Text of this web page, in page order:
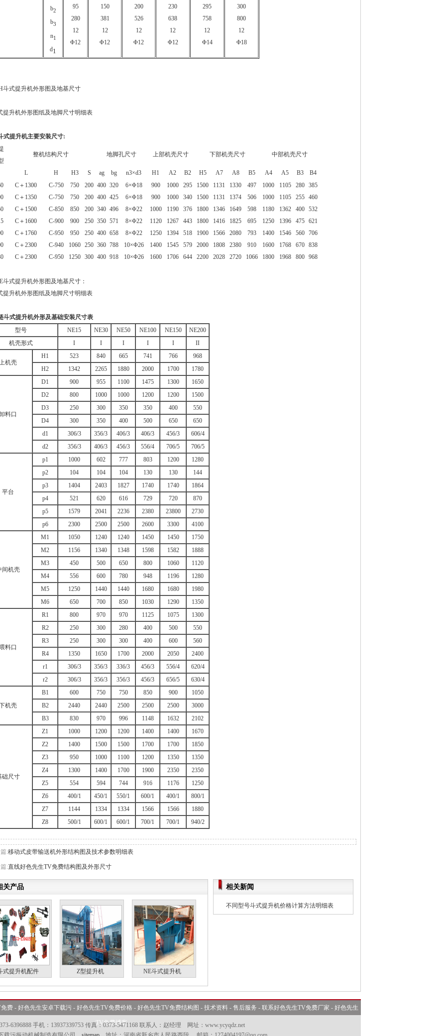
b2
b3
n1
d1
95
280
12
Φ12
150
381
12
Φ12
200
526
12
Φ12
230
638
12
Φ12
295
758
12
Φ14
300
800
12
Φ18
、TH斗式提升机外形图及地基尺寸
式提升机主要安装尺寸:
整机结构尺寸 地脚孔尺寸 上部机壳尺寸 下部机壳尺寸 中部机壳尺寸
L H H3 S ag bg n3×d3 H1 A2 B2 H5 A7 A8 B5 A4 A5 B3
B4
C＋1300
C＋1350
C＋1500
C＋1600
C＋1760
C＋2300
C＋2300
C-750
C-750
C-850
C-900
C-950
C-940
C-950
750
750
850
900
950
1060
1250
200
200
200
250
250
250
300
400
400
340
350
400
360
400
320
425
496
571
658
788
918
6×Φ18
6×Φ18
8×Φ22
8×Φ22
8×Φ22
10×Φ26
10×Φ26
900
900
1000
1120
1250
1400
1600
1000
1000
1190
1267
1394
1545
1706
295
340
376
443
518
579
644
1500
1500
1800
1800
1900
2000
2200
1131
1131
1346
1416
1566
1808
2028
1330
1374
1649
1825
2080
2380
2720
497
506
598
695
793
910
1066
1000
1000
1180
1250
1400
1600
1800
1105
1105
1362
1396
1546
1768
1968
280
255
400
475
560
670
800
385
460
532
621
706
838
968
斗式提升机外形图及地基尺寸：
斗式提升机外形及基础安装尺寸表
型号
NE15 NE30 NE50 NE100 NE150
NE200
机壳形式
I I I I I II
机壳
H1 523 840 665 741 766
968
H2
1342 2265 1880 2000 1700 1780
料口
D1 900 955 1100 1475 1300
1650
D2
800 1000 1000 1200 1200
1500
D3
250 300 350 350 400
550
D4
300 350 400 500 650
650
d1
306/3 356/3 406/3 406/3 456/3
606/4
d2
356/3 406/3 456/3 556/4 706/5 706/5
平台
p1 1000 602 777 803 1200
1280
p2
104 104 104 130 130
144
p3
1404 2403 1827 1740 1740
1864
p4
521 620 616 729 720
870
p5
1579 2041 2236 2380 23800
2730
p6
2300 2500 2500 2600 3300 4100
间机壳
M1 1050 1240 1240 1450 1450
1750
M2
1156 1340 1348 1598 1582
1888
M3
450 500 650 800 1060
1120
M4
556 600 780 948 1196
1280
M5
1250 1440 1440 1680 1680
1980
M6
650 700 850 1030 1290 1350
料口
R1 800 970 970 1125 1075
1300
R2
250 300 280 400 500
550
R3
250 300 300 400 600
560
R4
1350 1650 1700 2000 2050
2400
r1
306/3 356/3 336/3 456/3 556/4
620/4
r2
306/3 356/3 356/3 456/3 656/5 630/4
机壳
B1 600 750 750 850 900
1050
B2
2440 2440 2500 2500 2500
3000
B3
830 970 996 1148 1632 2102
础尺寸
Z1 1000 1200 1200 1400 1400
1670
Z2
1400 1500 1500 1700 1700
1850
Z3
950 1000 1100 1200 1350
1350
Z4
1300 1400 1700 1900 2350
2350
Z5
554 594 744 916 1176
1250
Z6
400/1 450/1 550/1 600/1 400/1
800/1
Z7
1144 1334 1334 1566 1566
1880
Z8
500/1 600/1 600/1 700/1 700/1 940/2
篇:移动式皮带输送机外形结构图及技术参数明细表
:直线好色先生TV免费结构图及外形尺寸
关产品
式提升机配件 Z型提升机 NE斗式提升机
相关新闻
不同型号斗式提升机价格计算方法明细表
费 - 好色先生安卓下载污 - 好色先生TV免费价格 - 好色先生TV免费结构图 - 技术资料 - 售后服务 - 联系好色先生TV免费厂家 - 好色先生
TV免费博客
0373-6396888 手机：13937339753 传真：0373-5471168 联系人：赵经理 网址：www.ycyqdz.net